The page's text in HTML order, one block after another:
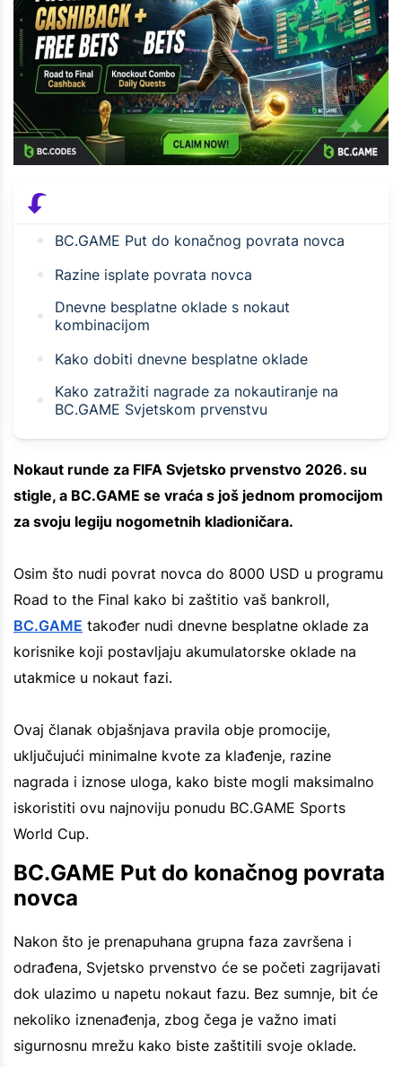
BC.GAME Put do konačnog povrata novca
Razine isplate povrata novca
Dnevne besplatne oklade s nokaut
kombinacijom
Kako dobiti dnevne besplatne oklade
Kako zatražiti nagrade za nokautiranje na
BC.GAME Svjetskom prvenstvu
Nokaut runde za FIFA Svjetsko prvenstvo 2026. su
stigle, a BC.GAME se vraća s još jednom promocijom
za svoju legiju nogometnih kladioničara.
Osim što nudi povrat novca do 8000 USD u programu
Road to the Final kako bi zaštitio vaš bankroll,
BC.GAME također nudi dnevne besplatne oklade za
korisnike koji postavljaju akumulatorske oklade na
utakmice u nokaut fazi.
Ovaj članak objašnjava pravila obje promocije,
uključujući minimalne kvote za klađenje, razine
nagrada i iznose uloga, kako biste mogli maksimalno
iskoristiti ovu najnoviju ponudu BC.GAME Sports
World Cup.
BC.GAME Put do konačnog povrata
novca
Nakon što je prenapuhana grupna faza završena i
odrađena, Svjetsko prvenstvo će se početi zagrijavati
dok ulazimo u napetu nokaut fazu. Bez sumnje, bit će
nekoliko iznenađenja, zbog čega je važno imati
sigurnosnu mrežu kako biste zaštitili svoje oklade.